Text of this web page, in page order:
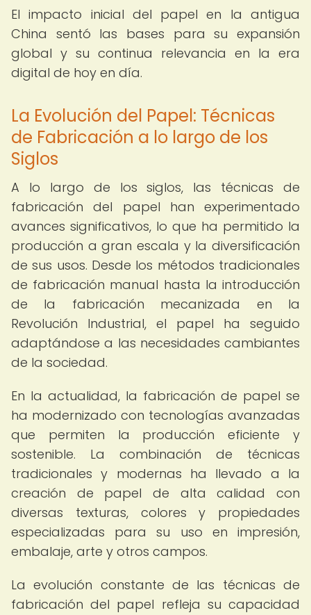
El impacto inicial del papel en la antigua
China sentó las bases para su expansión
global y su continua relevancia en la era
digital de hoy en día.
La Evolución del Papel: Técnicas
de Fabricación a lo largo de los
Siglos
A lo largo de los siglos, las técnicas de
fabricación del papel han experimentado
avances significativos, lo que ha permitido la
producción a gran escala y la diversificación
de sus usos. Desde los métodos tradicionales
de fabricación manual hasta la introducción
de la fabricación mecanizada en la
Revolución Industrial, el papel ha seguido
adaptándose a las necesidades cambiantes
de la sociedad.
En la actualidad, la fabricación de papel se
ha modernizado con tecnologías avanzadas
que permiten la producción eficiente y
sostenible. La combinación de técnicas
tradicionales y modernas ha llevado a la
creación de papel de alta calidad con
diversas texturas, colores y propiedades
especializadas para su uso en impresión,
embalaje, arte y otros campos.
La evolución constante de las técnicas de
fabricación del papel refleja su capacidad